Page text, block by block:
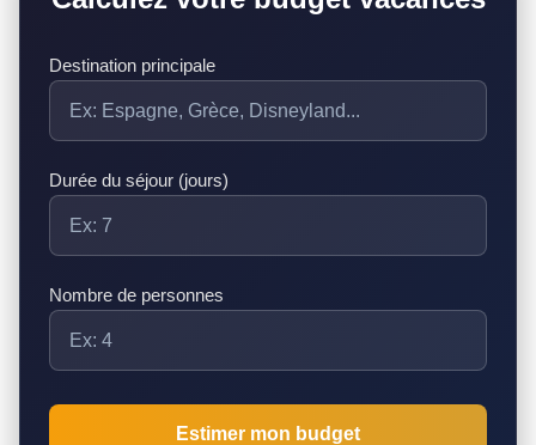
Destination principale
Durée du séjour (jours)
Nombre de personnes
Estimer mon budget